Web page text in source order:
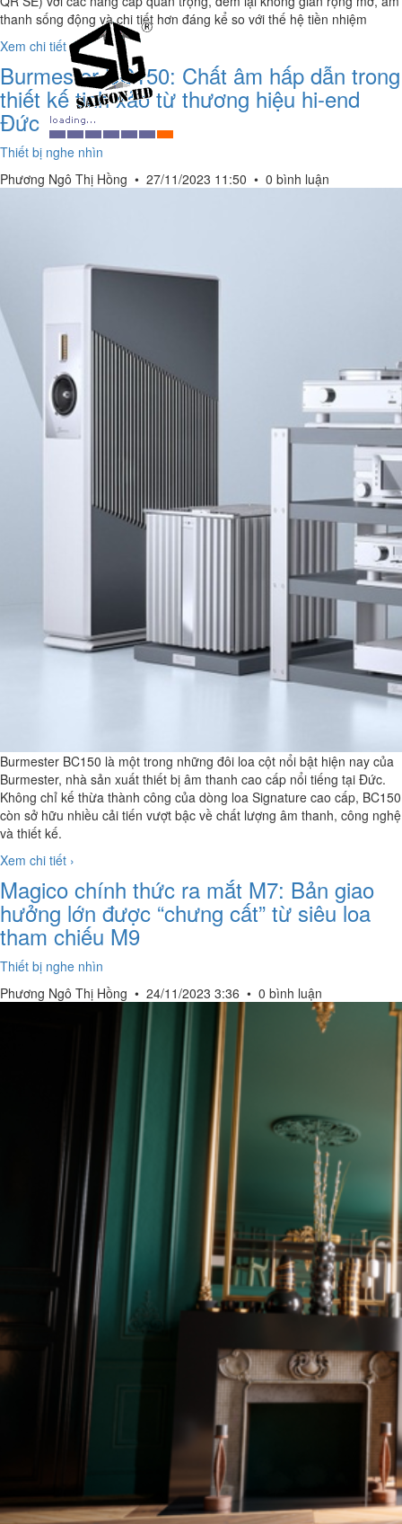
thanh sống động và chi tiết hơn đáng kể so với thế hệ tiền nhiệm
Xem chi tiết ›
Burmester BC150: Chất âm hấp dẫn trong
thiết kế tinh xảo từ thương hiệu hi-end
Đức
Thiết bị nghe nhìn
Phương Ngô Thị Hồng • 27/11/2023 11:50 • 0 bình luận
Burmester BC150 là một trong những đôi loa cột nổi bật hiện nay của
Burmester, nhà sản xuất thiết bị âm thanh cao cấp nổi tiếng tại Đức.
Không chỉ kế thừa thành công của dòng loa Signature cao cấp, BC150
còn sở hữu nhiều cải tiến vượt bậc về chất lượng âm thanh, công nghệ
và thiết kế.
Xem chi tiết ›
Magico chính thức ra mắt M7: Bản giao
hưởng lớn được “chưng cất” từ siêu loa
tham chiếu M9
Thiết bị nghe nhìn
Phương Ngô Thị Hồng • 24/11/2023 3:36 • 0 bình luận